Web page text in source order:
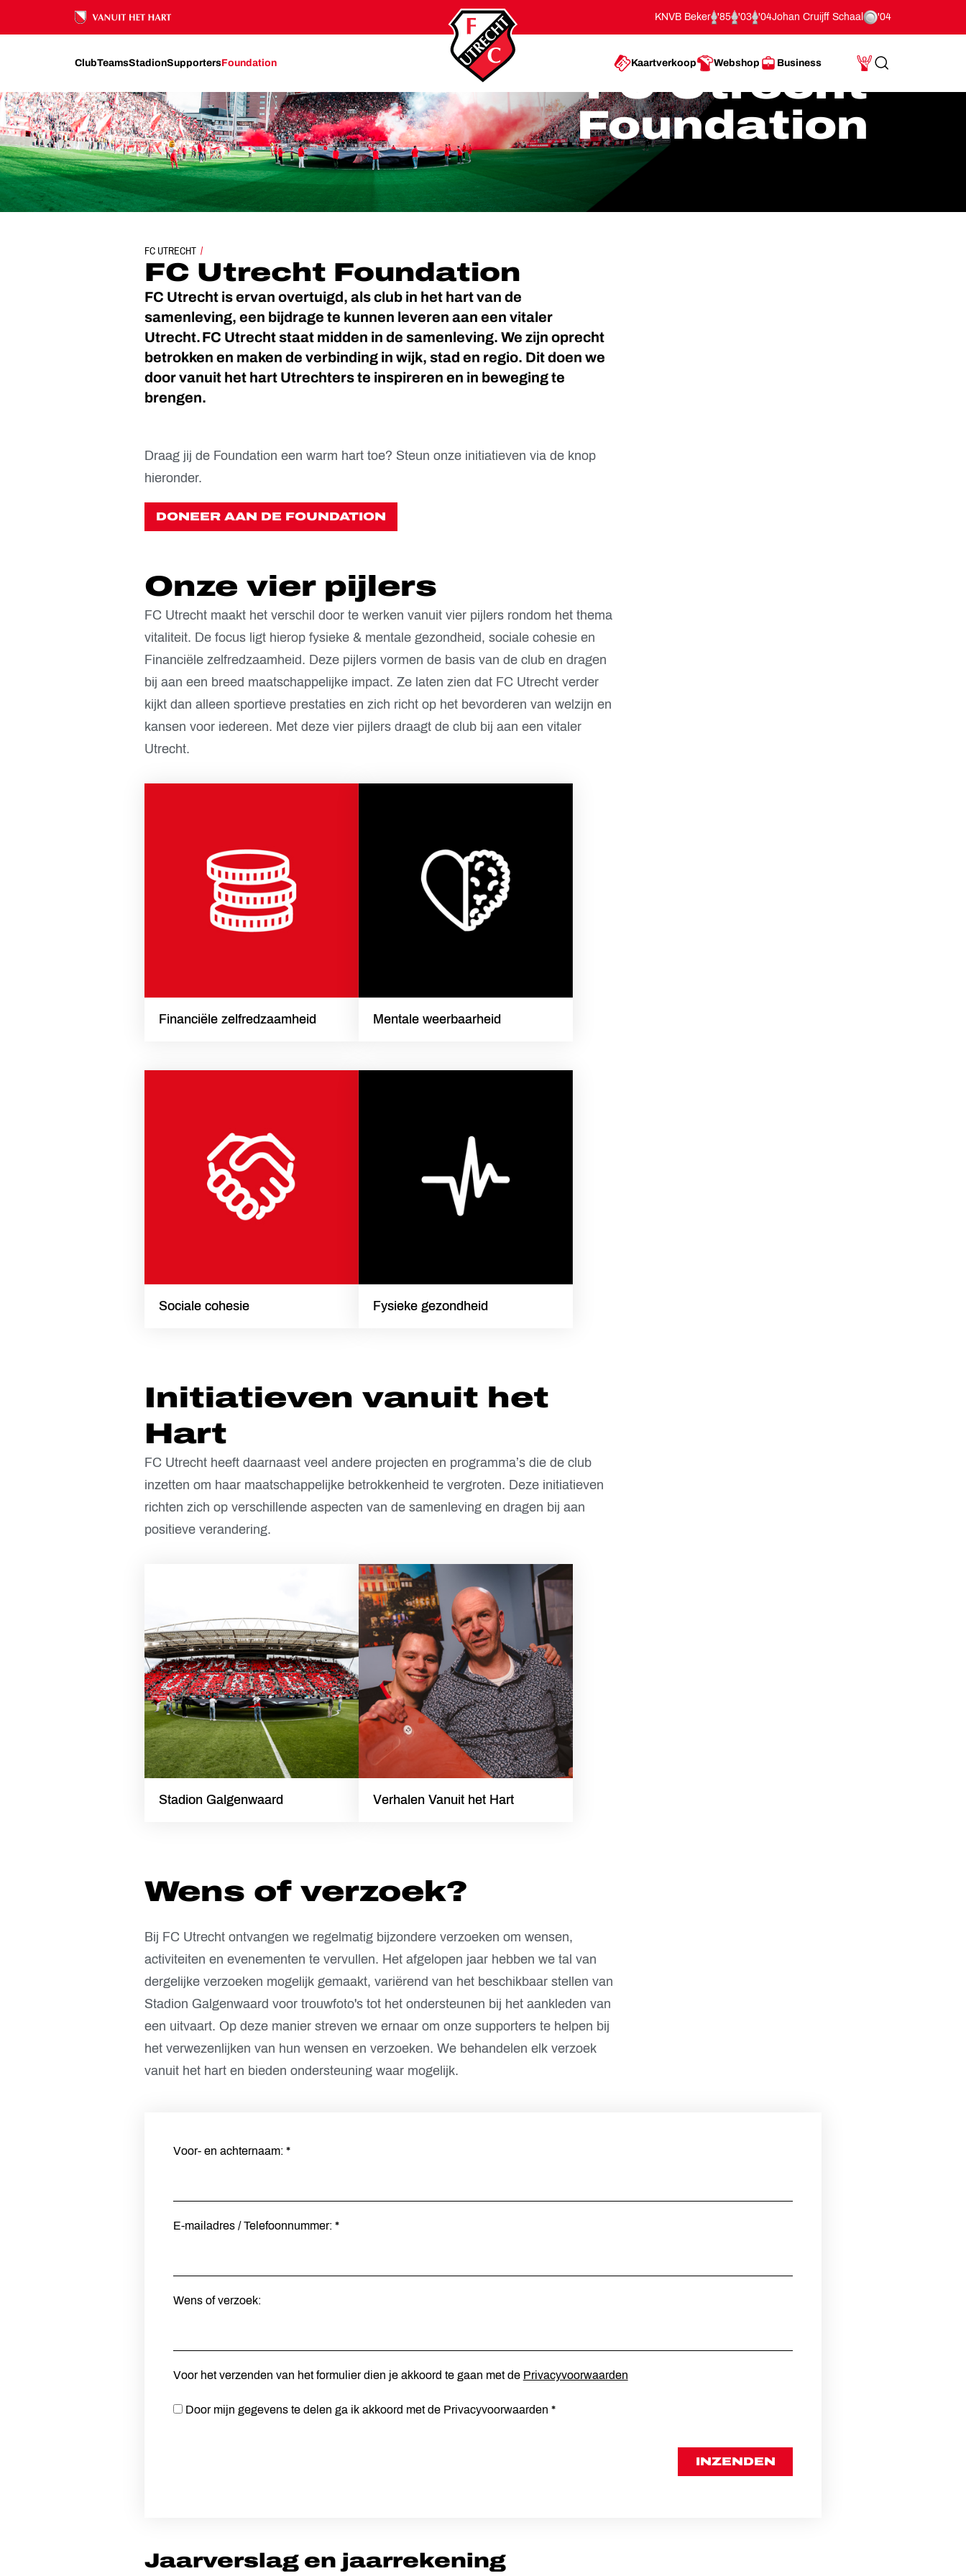
Ons nalatenschap
KNVB Beker '85 '03 '04Johan Cruijff Schaal '04
ClubTeamsStadionSupportersFoundation Kaartverkoop Webshop Business
Mijn Account
Search
FC Utrecht
Foundation
FC UTRECHT
MAATSCHAPPELIJK: FC UTRECHT VANUIT HET HART
FC Utrecht Foundation
FC Utrecht is ervan overtuigd, als club in het hart van de
samenleving, een bijdrage te kunnen leveren aan een vitaler
Utrecht. FC Utrecht staat midden in de samenleving. We zijn oprecht
betrokken en maken de verbinding in wijk, stad en regio. Dit doen we
door vanuit het hart Utrechters te inspireren en in beweging te
brengen.
Draag jij de Foundation een warm hart toe? Steun onze initiatieven via de knop
hieronder.
DONEER AAN DE FOUNDATION
Onze vier pijlers
FC Utrecht maakt het verschil door te werken vanuit vier pijlers rondom het thema
vitaliteit. De focus ligt hierop fysieke & mentale gezondheid, sociale cohesie en
Financiële zelfredzaamheid. Deze pijlers vormen de basis van de club en dragen
bij aan een breed maatschappelijke impact. Ze laten zien dat FC Utrecht verder
kijkt dan alleen sportieve prestaties en zich richt op het bevorderen van welzijn en
kansen voor iedereen. Met deze vier pijlers draagt de club bij aan een vitaler
Utrecht.
Financiële zelfredzaamheid Mentale weerbaarheid
Sociale cohesie Fysieke gezondheid
Initiatieven vanuit het
Hart
FC Utrecht heeft daarnaast veel andere projecten en programma’s die de club
inzetten om haar maatschappelijke betrokkenheid te vergroten. Deze initiatieven
richten zich op verschillende aspecten van de samenleving en dragen bij aan
positieve verandering.
Stadion Galgenwaard Verhalen Vanuit het Hart
Wens of verzoek?
Bij FC Utrecht ontvangen we regelmatig bijzondere verzoeken om wensen,
activiteiten en evenementen te vervullen. Het afgelopen jaar hebben we tal van
dergelijke verzoeken mogelijk gemaakt, variërend van het beschikbaar stellen van
Stadion Galgenwaard voor trouwfoto's tot het ondersteunen bij het aankleden van
een uitvaart. Op deze manier streven we ernaar om onze supporters te helpen bij
het verwezenlijken van hun wensen en verzoeken. We behandelen elk verzoek
vanuit het hart en bieden ondersteuning waar mogelijk.
Voor- en achternaam: *
E-mailadres / Telefoonnummer: *
Wens of verzoek:
Voor het verzenden van het formulier dien je akkoord te gaan met de Privacyvoorwaarden
Door mijn gegevens te delen ga ik akkoord met de Privacyvoorwaarden *
Jaarverslag en jaarrekening